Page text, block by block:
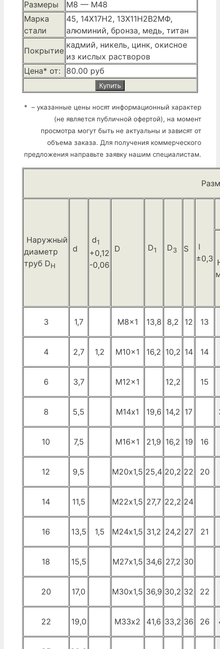
Размеры
М8 — М48
Марка
стали
45, 14Х17Н2, 13Х11Н2В2МФ,
алюминий, бронза, медь, титан
Покрытие
кадмий, никель, цинк, окисное
из кислых растворов
Цена* от:
80.00 руб
Купить
* – указанные цены носят информационный характер
(не является публичной офертой), на момент
просмотра могут быть не актуальны и зависят от
объема заказа. Для получения коммерческого
предложения направьте заявку нашим специалистам.
Наружный
диаметр
труб DH
d
d1
+0,12
-0,06
D D1 D3 S
l
±0,3
3 1,7 M8x1 13,8 8,2 12 13
4 2,7 1,2 M10x1 16,2 10,2 14 14
6 3,7 M12x1 12,2 15
8 5,5 М14х1 19,6 14,2 17
10 7,5 M16x1 21,9 16,2 19 16
12 9,5 М20х1,5 25,4 20,2 22 20
14 11,5 М22х1,5 27,7 22,2 24
16 13,5 1,5 М24х1,5 31,2 24,2 27 21
18 15,5 М27х1,5 34,6 27,2 30
20 17,0 М30х1,5 36,9 30,2 32 22
22 19,0 М33х2 41,6 33,2 36 26